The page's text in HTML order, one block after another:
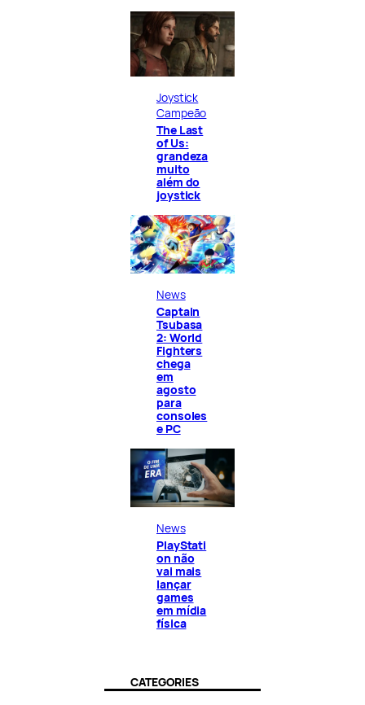
Joystick
Campeão
The Last
of Us:
grandeza
muito
além do
joystick
News
Captain
Tsubasa
2: World
Fighters
chega
em
agosto
para
consoles
e PC
News
PlayStati
on não
vai mais
lançar
games
em mídia
física
CATEGORIES